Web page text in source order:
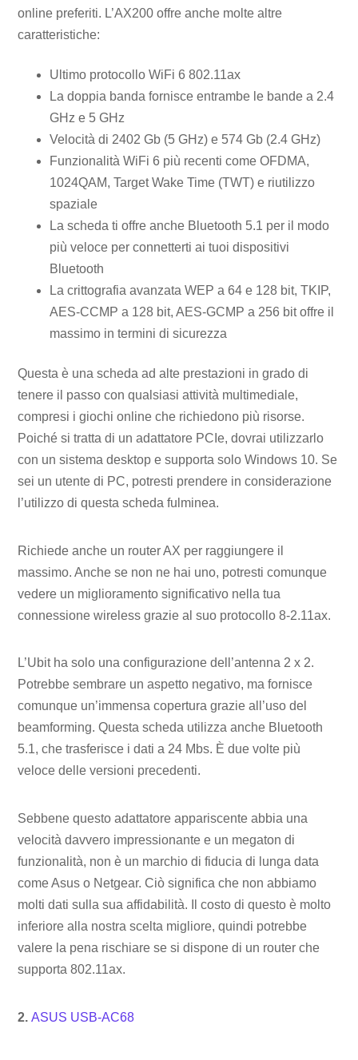
online preferiti. L’AX200 offre anche molte altre
caratteristiche:
Ultimo protocollo WiFi 6 802.11ax
La doppia banda fornisce entrambe le bande a 2.4
GHz e 5 GHz
Velocità di 2402 Gb (5 GHz) e 574 Gb (2.4 GHz)
Funzionalità WiFi 6 più recenti come OFDMA,
1024QAM, Target Wake Time (TWT) e riutilizzo
spaziale
La scheda ti offre anche Bluetooth 5.1 per il modo
più veloce per connetterti ai tuoi dispositivi
Bluetooth
La crittografia avanzata WEP a 64 e 128 bit, TKIP,
AES-CCMP a 128 bit, AES-GCMP a 256 bit offre il
massimo in termini di sicurezza
Questa è una scheda ad alte prestazioni in grado di
tenere il passo con qualsiasi attività multimediale,
compresi i giochi online che richiedono più risorse.
Poiché si tratta di un adattatore PCIe, dovrai utilizzarlo
con un sistema desktop e supporta solo Windows 10. Se
sei un utente di PC, potresti prendere in considerazione
l’utilizzo di questa scheda fulminea.
Richiede anche un router AX per raggiungere il
massimo. Anche se non ne hai uno, potresti comunque
vedere un miglioramento significativo nella tua
connessione wireless grazie al suo protocollo 8-2.11ax.
L’Ubit ha solo una configurazione dell’antenna 2 x 2.
Potrebbe sembrare un aspetto negativo, ma fornisce
comunque un’immensa copertura grazie all’uso del
beamforming. Questa scheda utilizza anche Bluetooth
5.1, che trasferisce i dati a 24 Mbs. È due volte più
veloce delle versioni precedenti.
Sebbene questo adattatore appariscente abbia una
velocità davvero impressionante e un megaton di
funzionalità, non è un marchio di fiducia di lunga data
come Asus o Netgear. Ciò significa che non abbiamo
molti dati sulla sua affidabilità. Il costo di questo è molto
inferiore alla nostra scelta migliore, quindi potrebbe
valere la pena rischiare se si dispone di un router che
supporta 802.11ax.
2.ASUS USB-AC68